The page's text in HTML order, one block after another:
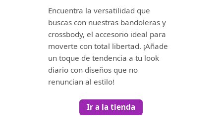
Encuentra la versatilidad que
buscas con nuestras bandoleras y
crossbody, el accesorio ideal para
moverte con total libertad. ¡Añade
un toque de tendencia a tu look
diario con diseños que no
renuncian al estilo!
Ir a la tienda